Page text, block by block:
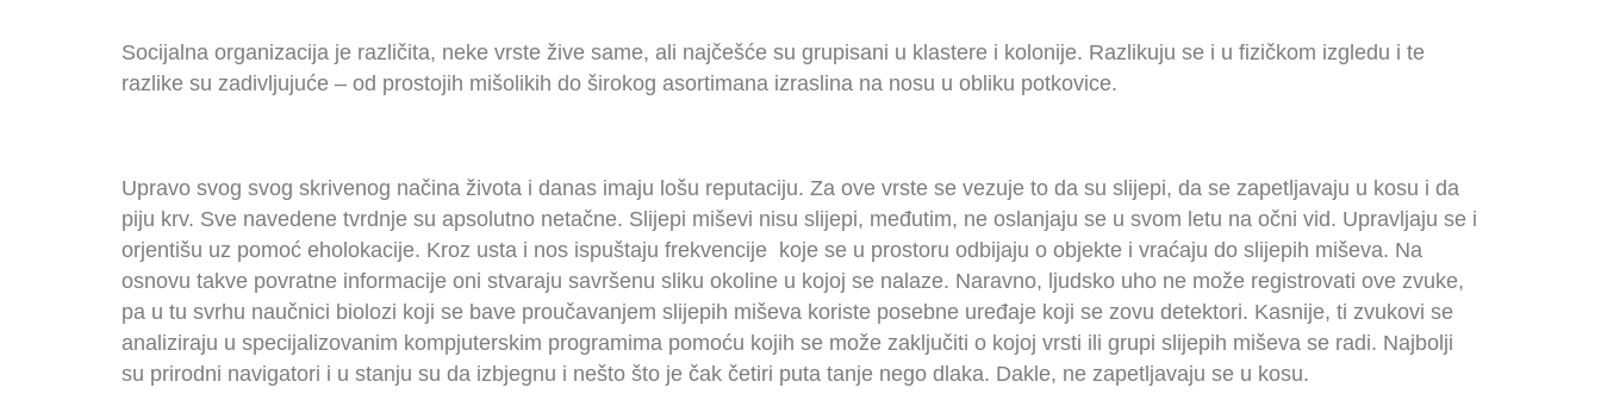
Socijalna organizacija je različita, neke vrste žive same, ali najčešće su grupisani u klastere i kolonije. Razlikuju se i u fizičkom izgledu i te
razlike su zadivljujuće – od prostojih mišolikih do širokog asortimana izraslina na nosu u obliku potkovice.
Upravo svog svog skrivenog načina života i danas imaju lošu reputaciju. Za ove vrste se vezuje to da su slijepi, da se zapetljavaju u kosu i da
piju krv. Sve navedene tvrdnje su apsolutno netačne. Slijepi miševi nisu slijepi, međutim, ne oslanjaju se u svom letu na očni vid. Upravljaju se i
orjentišu uz pomoć eholokacije. Kroz usta i nos ispuštaju frekvencije koje se u prostoru odbijaju o objekte i vraćaju do slijepih miševa. Na
osnovu takve povratne informacije oni stvaraju savršenu sliku okoline u kojoj se nalaze. Naravno, ljudsko uho ne može registrovati ove zvuke,
pa u tu svrhu naučnici biolozi koji se bave proučavanjem slijepih miševa koriste posebne uređaje koji se zovu detektori. Kasnije, ti zvukovi se
analiziraju u specijalizovanim kompjuterskim programima pomoću kojih se može zaključiti o kojoj vrsti ili grupi slijepih miševa se radi. Najbolji
su prirodni navigatori i u stanju su da izbjegnu i nešto što je čak četiri puta tanje nego dlaka. Dakle, ne zapetljavaju se u kosu.